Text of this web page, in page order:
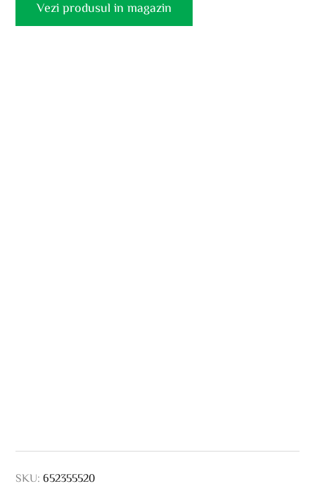
Vezi produsul in magazin
SKU:652355520